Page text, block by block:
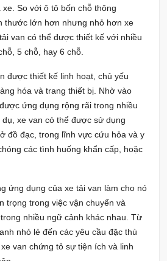
So với ô tô bốn chỗ thông
thước lớn hơn nhưng nhỏ hơn xe
van có thể được thiết kế với nhiều
5 chỗ, hay 6 chỗ.
được thiết kế linh hoạt, chủ yếu
hóa và trang thiết bị. Nhờ vào
ứng dụng rộng rãi trong nhiều
xe van có thể được sử dụng
đồ đạc, trong lĩnh vực cứu hỏa và y
các tình huống khẩn cấp, hoặc
ứng dụng của xe tải van làm cho nó
trọng trong việc vận chuyển và
nhiều ngữ cảnh khác nhau. Từ
nhỏ lẻ đến các yêu cầu đặc thù
van chứng tỏ sự tiện ích và linh